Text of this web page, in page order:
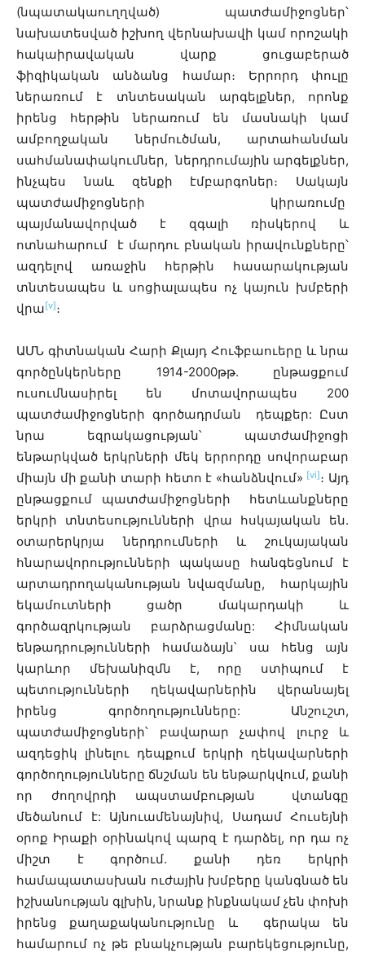
(նպատակաուղղված) պատժամիջոցներ՝
նախատեսված իշխող վերնախավի կամ որոշակի
հակաիրավական վարք ցուցաբերած
ֆիզիկական անձանց համար։ Երրորդ փուլը
ներառում է տնտեսական արգելքներ, որոնք
իրենց հերթին ներառում են մասնակի կամ
ամբողջական ներմուծման, արտահանման
սահմանափակումներ, ներդրումային արգելքներ,
ինչպես նաև զենքի էմբարգոներ։ Սակայն
պատժամիջոցների կիրառումը
պայմանավորված է զգալի ռիսկերով և
ոտնահարում է մարդու բնական իրավունքները՝
ազդելով առաջին հերթին հասարակության
տնտեսապես և սոցիալապես ոչ կայուն խմբերի
վրա[v]։
ԱՄՆ գիտնական Հարի Քլայդ Հուֆբաուերը և նրա
գործընկերները 1914-2000թթ. ընթացքում
ուսումնասիրել են մոտավորապես 200
պատժամիջոցների գործադրման դեպքեր: Ըստ
նրա եզրակացության՝ պատժամիջոցի
ենթարկված երկրների մեկ երրորդը սովորաբար
միայն մի քանի տարի հետո է «հանձնվում» [vi]։ Այդ
ընթացքում պատժամիջոցների հետևանքները
երկրի տնտեսությունների վրա հսկայական են.
օտարերկրյա ներդրումների և շուկայական
հնարավորությունների պակասը հանգեցնում է
արտադրողականության նվազմանը, հարկային
եկամուտների ցածր մակարդակի և
գործազրկության բարձրացմանը: Հիմնական
ենթադրությունների համաձայն՝ սա հենց այն
կարևոր մեխանիզմն է, որը ստիպում է
պետությունների ղեկավարներին վերանայել
իրենց գործողությունները: Անշուշտ,
պատժամիջոցների՝ բավարար չափով լուրջ և
ազդեցիկ լինելու դեպքում երկրի ղեկավարների
գործողությունները ճնշման են ենթարկվում, քանի
որ ժողովրդի ապստամբության վտանգը
մեծանում է: Այնուամենայնիվ, Սադամ Հուսեյնի
օրոք Իրաքի օրինակով պարզ է դարձել, որ դա ոչ
միշտ է գործում. քանի դեռ երկրի
համապատասխան ուժային խմբերը կանգնած են
իշխանության գլխին, նրանք ինքնակամ չեն փոխի
իրենց քաղաքականությունը և գերակա են
համարում ոչ թե բնակչության բարեկեցությունը,